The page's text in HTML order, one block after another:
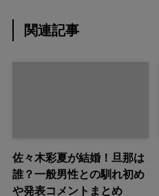
関連記事
佐々木彩夏が結婚！旦那は
誰？一般男性との馴れ初め
や発表コメントまとめ